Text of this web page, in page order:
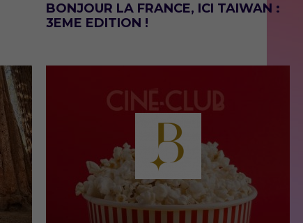
BONJOUR LA FRANCE, ICI TAIWAN :
3EME EDITION !